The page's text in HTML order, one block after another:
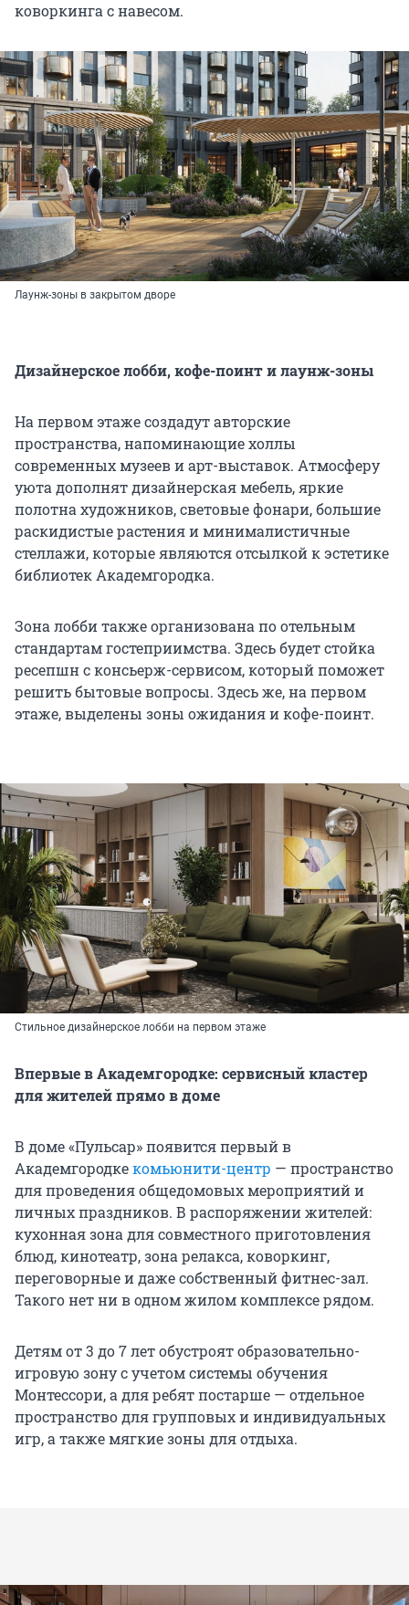
коворкинга с навесом.
Лаунж-зоны в закрытом дворе
Дизайнерское лобби, кофе-поинт и лаунж-зоны
На первом этаже создадут авторские
пространства, напоминающие холлы
современных музеев и арт-выставок. Атмосферу
уюта дополнят дизайнерская мебель, яркие
полотна художников, световые фонари, большие
раскидистые растения и минималистичные
стеллажи, которые являются отсылкой к эстетике
библиотек Академгородка.
Зона лобби также организована по отельным
стандартам гостеприимства. Здесь будет стойка
ресепшн с консьерж-сервисом, который поможет
решить бытовые вопросы. Здесь же, на первом
этаже, выделены зоны ожидания и кофе-поинт.
Стильное дизайнерское лобби на первом этаже
Впервые в Академгородке: сервисный кластер
для жителей прямо в доме
В доме «Пульсар» появится первый в
Академгородкекомьюнити-центр — пространство
для проведения общедомовых мероприятий и
личных праздников. В распоряжении жителей:
кухонная зона для совместного приготовления
блюд, кинотеатр, зона релакса, коворкинг,
переговорные и даже собственный фитнес-зал.
Такого нет ни в одном жилом комплексе рядом.
Детям от 3 до 7 лет обустроят образовательно-
игровую зону с учетом системы обучения
Монтессори, а для ребят постарше — отдельное
пространство для групповых и индивидуальных
игр, а также мягкие зоны для отдыха.